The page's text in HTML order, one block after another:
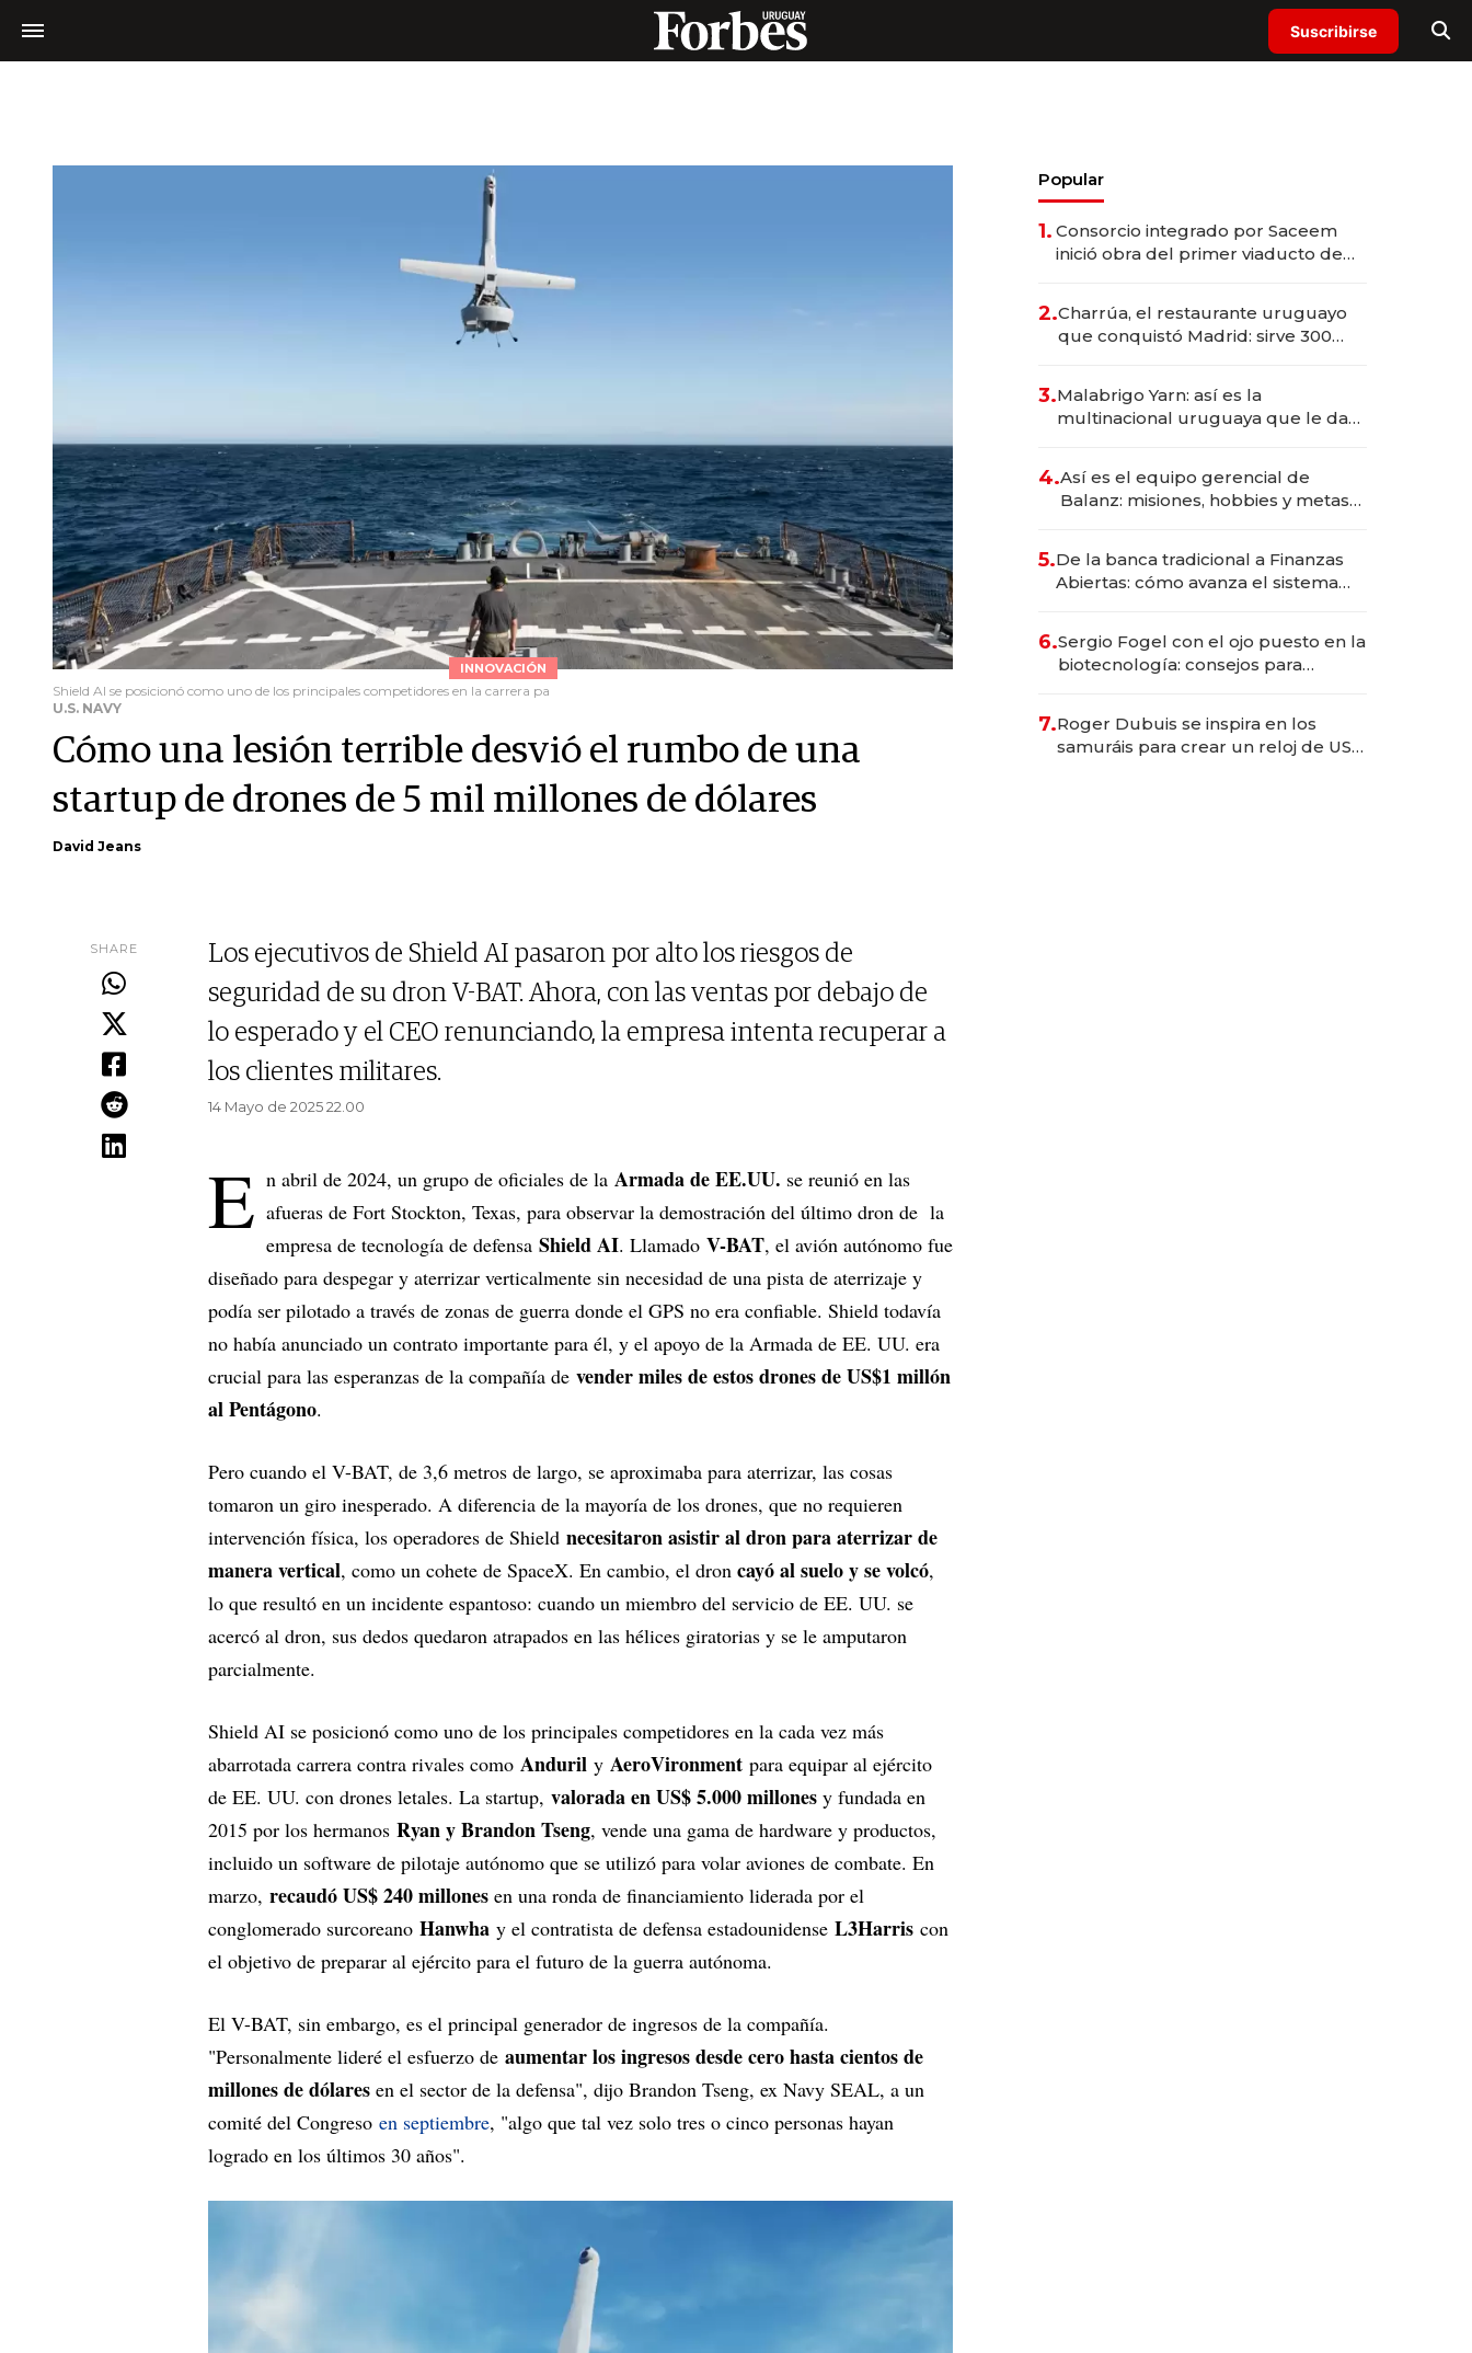
Suscribirse
INNOVACIÓN
Shield AI se posicionó como uno de los principales competidores en la carrera pa
U.S. NAVY
Cómo una lesión terrible desvió el rumbo de una
startup de drones de 5 mil millones de dólares
David Jeans
SHARE
Los ejecutivos de Shield AI pasaron por alto los riesgos de
seguridad de su dron V-BAT. Ahora, con las ventas por debajo de
lo esperado y el CEO renunciando, la empresa intenta recuperar a
los clientes militares.
14 Mayo de 2025 22.00
E n abril de 2024, un grupo de oficiales de la Armada de EE.UU. se reunió en las
afueras de Fort Stockton, Texas, para observar la demostración del último dron de la
empresa de tecnología de defensa Shield AI. Llamado V-BAT, el avión autónomo fue
diseñado para despegar y aterrizar verticalmente sin necesidad de una pista de aterrizaje y
podía ser pilotado a través de zonas de guerra donde el GPS no era confiable. Shield todavía
no había anunciado un contrato importante para él, y el apoyo de la Armada de EE. UU. era
crucial para las esperanzas de la compañía de vender miles de estos drones de US$1 millón
al Pentágono.
Pero cuando el V-BAT, de 3,6 metros de largo, se aproximaba para aterrizar, las cosas
tomaron un giro inesperado. A diferencia de la mayoría de los drones, que no requieren
intervención física, los operadores de Shield necesitaron asistir al dron para aterrizar de
manera vertical, como un cohete de SpaceX. En cambio, el dron cayó al suelo y se volcó,
lo que resultó en un incidente espantoso: cuando un miembro del servicio de EE. UU. se
acercó al dron, sus dedos quedaron atrapados en las hélices giratorias y se le amputaron
parcialmente.
Shield AI se posicionó como uno de los principales competidores en la cada vez más
abarrotada carrera contra rivales como Anduril y AeroVironment para equipar al ejército
de EE. UU. con drones letales. La startup, valorada en US$ 5.000 millones y fundada en
2015 por los hermanos Ryan y Brandon Tseng, vende una gama de hardware y productos,
incluido un software de pilotaje autónomo que se utilizó para volar aviones de combate. En
marzo, recaudó US$ 240 millones en una ronda de financiamiento liderada por el
conglomerado surcoreano Hanwha y el contratista de defensa estadounidense L3Harris con
el objetivo de preparar al ejército para el futuro de la guerra autónoma.
El V-BAT, sin embargo, es el principal generador de ingresos de la compañía.
"Personalmente lideré el esfuerzo de aumentar los ingresos desde cero hasta cientos de
millones de dólares en el sector de la defensa", dijo Brandon Tseng, ex Navy SEAL, a un
comité del Congreso en septiembre, "algo que tal vez solo tres o cinco personas hayan
logrado en los últimos 30 años".
Popular
1. Consorcio integrado por Saceem
inició obra del primer viaducto de
millones
2.Charrúa, el restaurante uruguayo
que conquistó Madrid: sirve 300
prepara apertura
3.Malabrigo Yarn: así es la
multinacional uruguaya que le da
4.Así es el equipo gerencial de
Balanz: misiones, hobbies y metas
5.De la banca tradicional a Finanzas
Abiertas: cómo avanza el sistema
6.Sergio Fogel con el ojo puesto en la
biotecnología: consejos para
7.Roger Dubuis se inspira en los
samuráis para crear un reloj de US$